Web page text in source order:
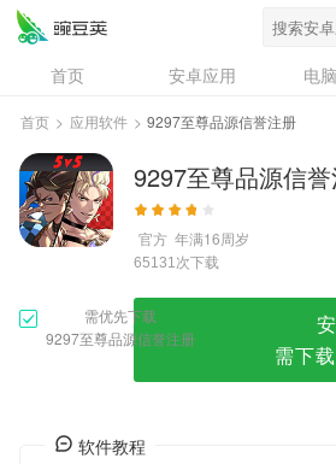
9297至尊品源信誉注册
首页 安卓应用 电
资讯
专题
问答
首页 > 应用软件 > 9297至尊品源信誉注册
9297至尊品源信
官方 年满16周岁
65131次下载
需优先下载
9297至尊品源信誉注册
需下
软件教程